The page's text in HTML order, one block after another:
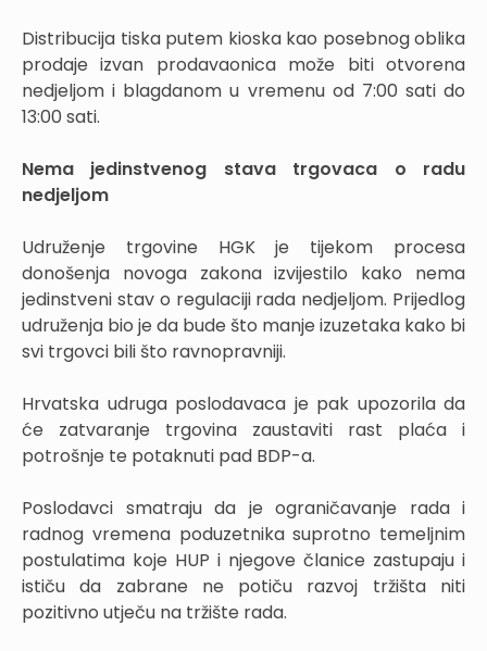
Distribucija tiska putem kioska kao posebnog oblika
prodaje izvan prodavaonica može biti otvorena
nedjeljom i blagdanom u vremenu od 7:00 sati do
13:00 sati.
Nema jedinstvenog stava trgovaca o radu
nedjeljom
Udruženje trgovine HGK je tijekom procesa
donošenja novoga zakona izvijestilo kako nema
jedinstveni stav o regulaciji rada nedjeljom. Prijedlog
udruženja bio je da bude što manje izuzetaka kako bi
svi trgovci bili što ravnopravniji.
Hrvatska udruga poslodavaca je pak upozorila da
će zatvaranje trgovina zaustaviti rast plaća i
potrošnje te potaknuti pad BDP-a.
Poslodavci smatraju da je ograničavanje rada i
radnog vremena poduzetnika suprotno temeljnim
postulatima koje HUP i njegove članice zastupaju i
ističu da zabrane ne potiču razvoj tržišta niti
pozitivno utječu na tržište rada.